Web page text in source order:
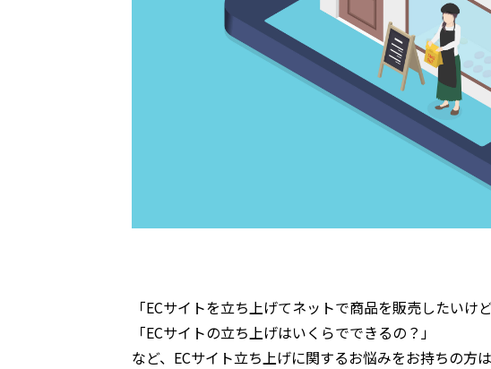
「ECサイトを立ち上げてネットで商品を販売したいけ
「ECサイトの立ち上げはいくらでできるの？」
など、 ECサイト立ち上げに関するお悩みをお持ちの方